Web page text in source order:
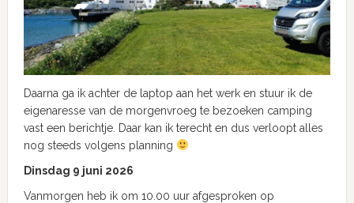
Daarna ga ik achter de laptop aan het werk en stuur ik de
eigenaresse van de morgenvroeg te bezoeken camping
vast een berichtje. Daar kan ik terecht en dus verloopt alles
nog steeds volgens planning
Dinsdag 9 juni 2026
Vanmorgen heb ik om 10.00 uur afgesproken op